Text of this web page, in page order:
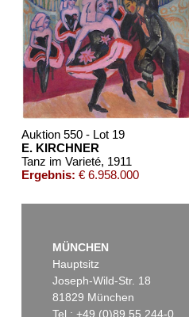
Auktion 550 - Lot 19
E. KIRCHNER
Tanz im Varieté, 1911
Ergebnis: € 6.958.000
MÜNCHEN
Hauptsitz
Joseph-Wild-Str. 18
81829 München
Tel.: +49 (0)89 55 244-0